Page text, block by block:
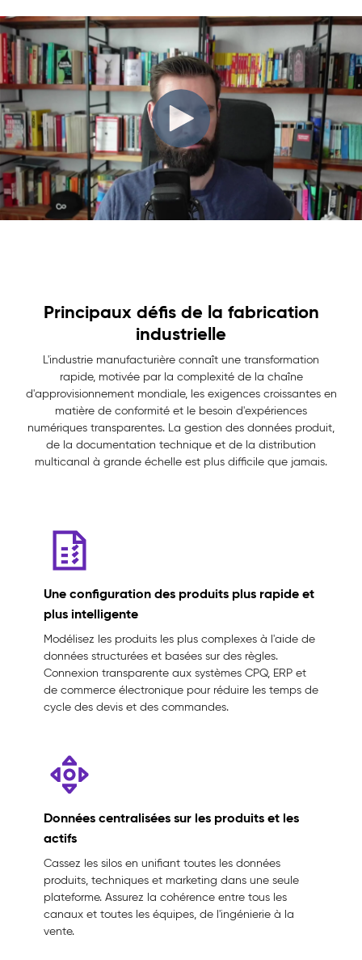
Principaux défis de la fabrication
industrielle
L'industrie manufacturière connaît une transformation
rapide, motivée par la complexité de la chaîne
d'approvisionnement mondiale, les exigences croissantes en
matière de conformité et le besoin d'expériences
numériques transparentes. La gestion des données produit,
de la documentation technique et de la distribution
multicanal à grande échelle est plus difficile que jamais.
Une configuration des produits plus rapide et
plus intelligente
Modélisez les produits les plus complexes à l'aide de
données structurées et basées sur des règles.
Connexion transparente aux systèmes CPQ, ERP et
de commerce électronique pour réduire les temps de
cycle des devis et des commandes.
Données centralisées sur les produits et les
actifs
Cassez les silos en unifiant toutes les données
produits, techniques et marketing dans une seule
plateforme. Assurez la cohérence entre tous les
canaux et toutes les équipes, de l'ingénierie à la
vente.